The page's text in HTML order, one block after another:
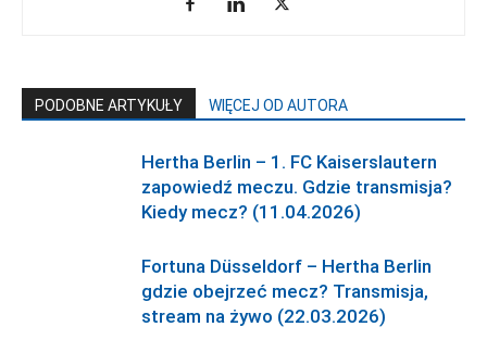
PODOBNE ARTYKUŁY WIĘCEJ OD AUTORA
Hertha Berlin – 1. FC Kaiserslautern
zapowiedź meczu. Gdzie transmisja?
Kiedy mecz? (11.04.2026)
Fortuna Düsseldorf – Hertha Berlin
gdzie obejrzeć mecz? Transmisja,
stream na żywo (22.03.2026)